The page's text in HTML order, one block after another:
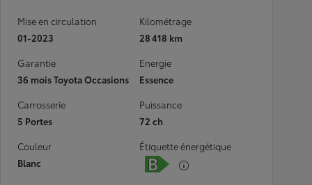
Mise en circulation
01-2023
Kilométrage
28 418 km
Garantie
36 mois Toyota Occasions
Energie
Essence
Carrosserie
5 Portes
Puissance
72 ch
Couleur
Blanc
Étiquette énergétique